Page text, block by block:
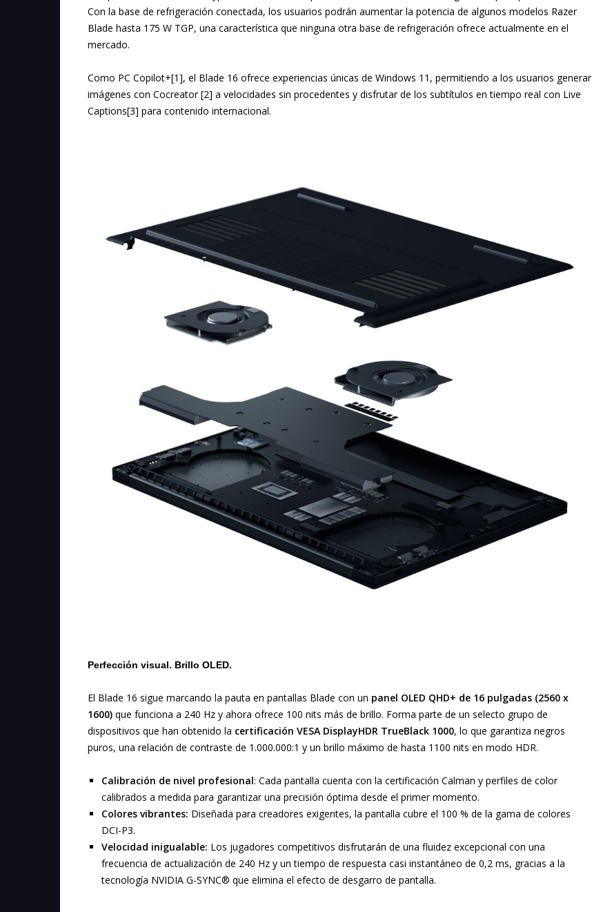
Con la base de refrigeración conectada, los usuarios podrán aumentar la potencia de algunos modelos Razer
Blade hasta 175 W TGP, una característica que ninguna otra base de refrigeración ofrece actualmente en el
mercado.
Como PC Copilot+[1], el Blade 16 ofrece experiencias únicas de Windows 11, permitiendo a los usuarios generar
imágenes con Cocreator [2] a velocidades sin procedentes y disfrutar de los subtítulos en tiempo real con Live
Captions[3] para contenido internacional.
Perfección visual. Brillo OLED.
El Blade 16 sigue marcando la pauta en pantallas Blade con un panel OLED QHD+ de 16 pulgadas (2560 x
1600) que funciona a 240 Hz y ahora ofrece 100 nits más de brillo. Forma parte de un selecto grupo de
dispositivos que han obtenido la certificación VESA DisplayHDR TrueBlack 1000, lo que garantiza negros
puros, una relación de contraste de 1.000.000:1 y un brillo máximo de hasta 1100 nits en modo HDR.
Calibración de nivel profesional: Cada pantalla cuenta con la certificación Calman y perfiles de color
calibrados a medida para garantizar una precisión óptima desde el primer momento.
Colores vibrantes: Diseñada para creadores exigentes, la pantalla cubre el 100 % de la gama de colores
DCI-P3.
Velocidad inigualable: Los jugadores competitivos disfrutarán de una fluidez excepcional con una
frecuencia de actualización de 240 Hz y un tiempo de respuesta casi instantáneo de 0,2 ms, gracias a la
tecnología NVIDIA G-SYNC® que elimina el efecto de desgarro de pantalla.